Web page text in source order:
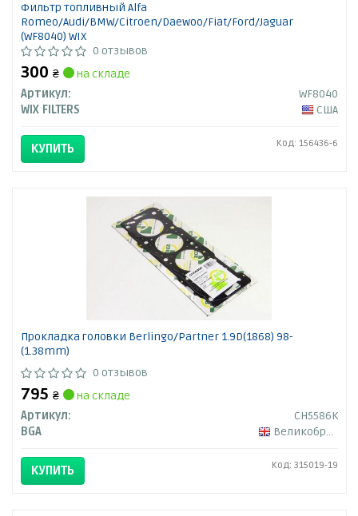
Фильтр топливный Alfa
Romeo/Audi/BMW/Citroen/Daewoo/Fiat/Ford/Jaguar
(WF8040) WIX
0 отзывов
300 ₴
на складе
Артикул:
WF8040
WIX FILTERS
США
КУПИТЬ Код: 156436-6
Прокладка головки Berlingo/Partner 1.9D(1868) 98-
(1.38mm)
0 отзывов
795 ₴
на складе
Артикул:
CH5586K
BGA
Великобритания
КУПИТЬ Код: 315019-19